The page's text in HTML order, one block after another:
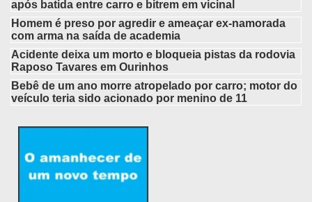
após batida entre carro e bitrem em vicinal
Homem é preso por agredir e ameaçar ex-namorada
com arma na saída de academia
Acidente deixa um morto e bloqueia pistas da rodovia
Raposo Tavares em Ourinhos
Bebê de um ano morre atropelado por carro; motor do
veículo teria sido acionado por menino de 11